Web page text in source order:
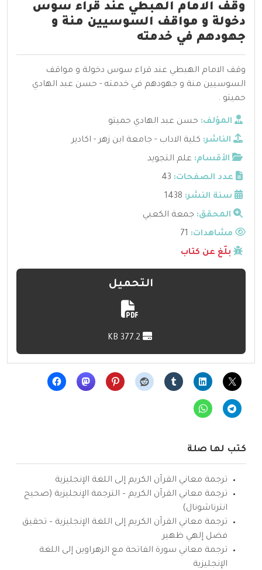
وقف الامام الهبطي عند قراء سوس
دخولة و مواقف السوسيين منة و
جهودهم في خدمته
وقف الامام الهبطي عند قراء سوس دخولة و مواقف
السوسيين منة و جهودهم في خدمته - حسن عبد الهادي
حميتو .
المؤلف: حسن عبد الهادي حميتو
الناشر: كلية الاداب - جامعة ابن زهر - اكادير
الأقسام: علم التجويد
عدد الصفحات: 43
سنة النشر: 1438
المحقق: جمعة الكعبي
مشاهدات:
بلّغ عن كتاب
التحميل
كتب لها صلة
ترجمة معاني القرآن الكريم إلى اللغة الإنجليزية
ترجمة معاني القرآن الكريم – الترجمة الإنجليزية (صحيح
انترناشونال)
ترجمة معاني القرآن الكريم إلى اللغة الإنجليزية – تحقيق
فضل إلهي ظهير
ترجمة معاني سورة الفاتحة مع الزهراوين إلى اللغة
الإنجليزية